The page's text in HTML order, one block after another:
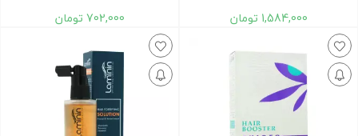
1,584,000 تومان 702,000 تومان